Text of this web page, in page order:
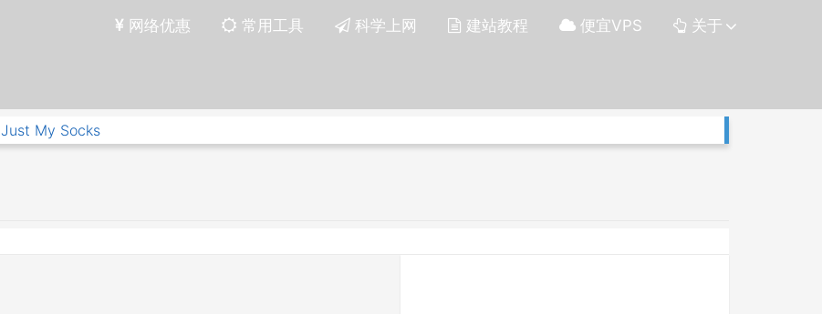
网络优惠 常用工具 科学上网 建站教程 便宜VPS 关于
Just My Socks